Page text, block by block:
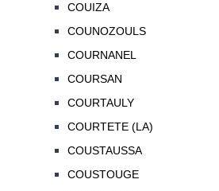
COUIZA
COUNOZOULS
COURNANEL
COURSAN
COURTAULY
COURTETE (LA)
COUSTAUSSA
COUSTOUGE